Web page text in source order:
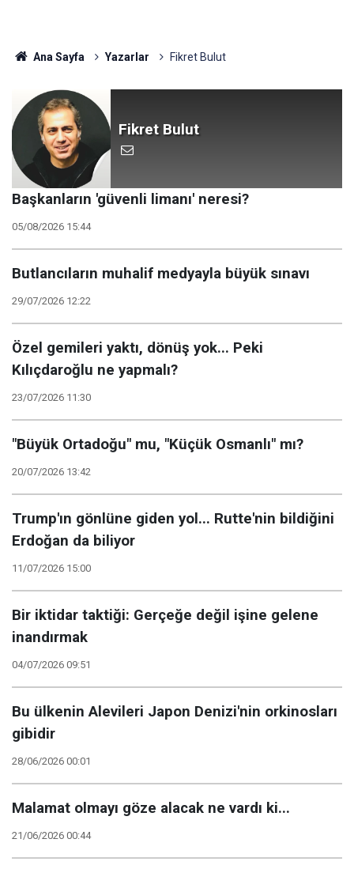
Ana Sayfa Yazarlar Fikret Bulut
Fikret Bulut
Başkanların 'güvenli limanı' neresi?
05/08/2026 15:44
Butlancıların muhalif medyayla büyük sınavı
29/07/2026 12:22
Özel gemileri yaktı, dönüş yok... Peki
Kılıçdaroğlu ne yapmalı?
23/07/2026 11:30
"Büyük Ortadoğu" mu, "Küçük Osmanlı" mı?
20/07/2026 13:42
Trump'ın gönlüne giden yol... Rutte'nin bildiğini
Erdoğan da biliyor
11/07/2026 15:00
Bir iktidar taktiği: Gerçeğe değil işine gelene
inandırmak
04/07/2026 09:51
Bu ülkenin Alevileri Japon Denizi'nin orkinosları
gibidir
28/06/2026 00:01
Malamat olmayı göze alacak ne vardı ki...
21/06/2026 00:44